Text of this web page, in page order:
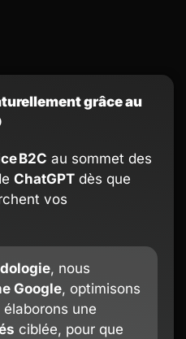
grâce au
B2C au sommet des
ChatGPT dès que
vos
, nous
Google, optimisons
élaborons une
ciblée, pour que